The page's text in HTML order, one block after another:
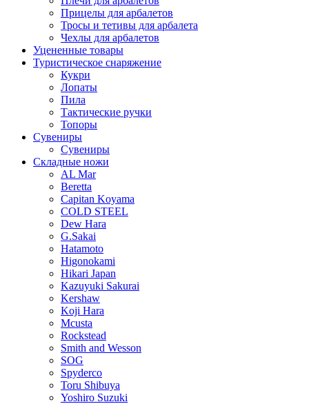
Прицелы для арбалетов
Тросы и тетивы для арбалета
Чехлы для арбалетов
Уцененные товары
Туристическое снаряжение
Кукри
Лопаты
Пила
Тактические ручки
Топоры
Сувениры
Сувениры
Складные ножи
AL Mar
Beretta
Capitan Koyama
COLD STEEL
Dew Hara
G.Sakai
Hatamoto
Higonokami
Hikari Japan
Kazuyuki Sakurai
Kershaw
Koji Hara
Mcusta
Rockstead
Smith and Wesson
SOG
Spyderco
Toru Shibuya
Yoshiro Suzuki